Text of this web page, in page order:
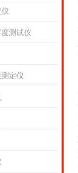
测试仪
定仪